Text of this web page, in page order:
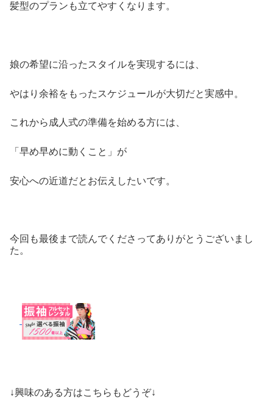
髪型のプランも立てやすくなります。
娘の希望に沿ったスタイルを実現するには、
やはり余裕をもったスケジュールが大切だと実感中。
これから成人式の準備を始める方には、
「早め早めに動くこと」が
安心への近道だとお伝えしたいです。
今回も最後まで読んでくださってありがとうございまし
た。
↓興味のある方はこちらもどうぞ↓